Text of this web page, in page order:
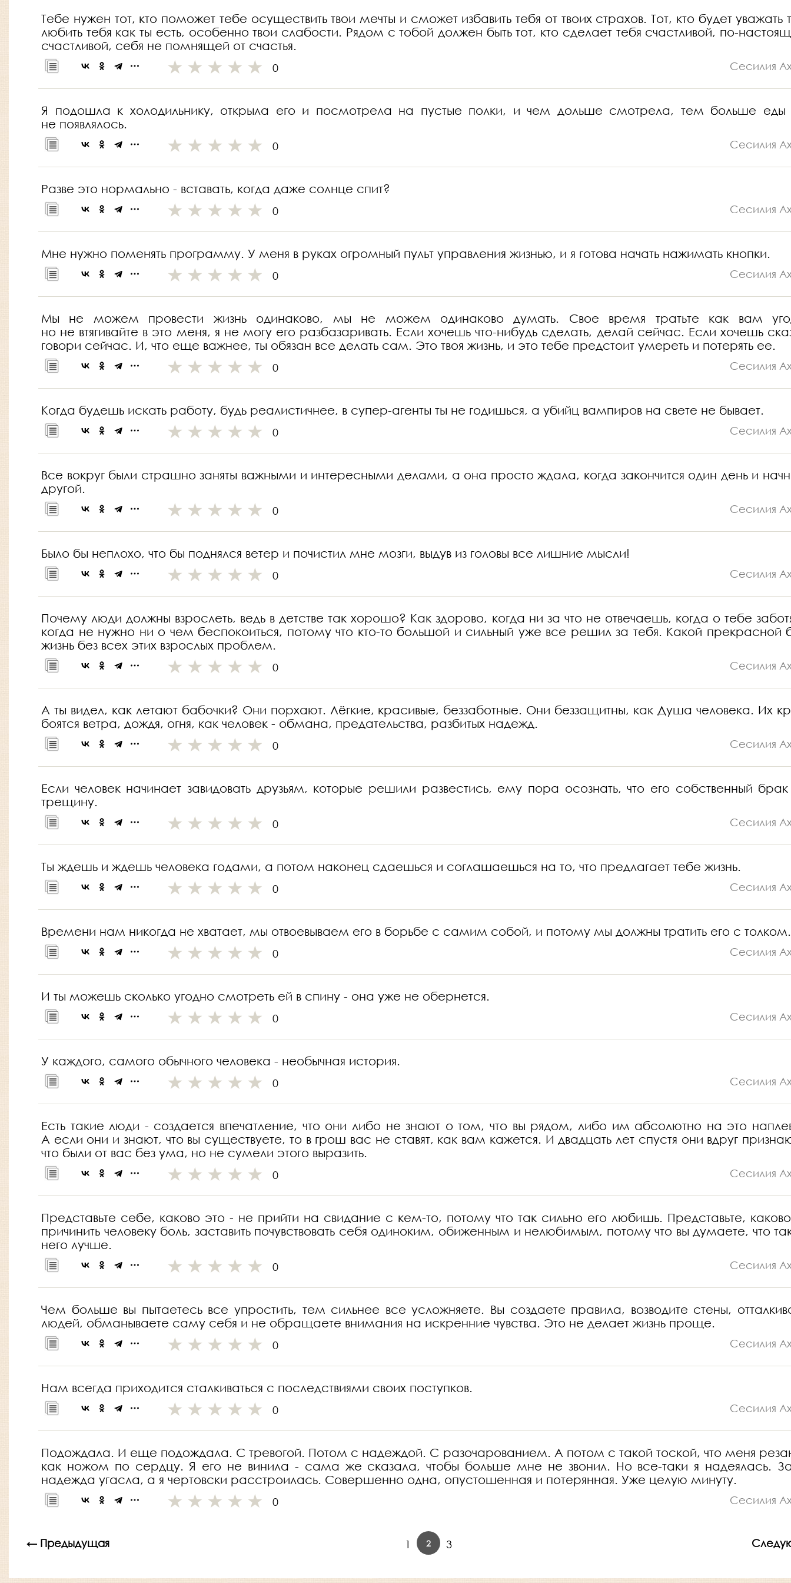
Тебе нужен тот, кто поможет тебе осуществить твои мечты и сможет избавить тебя от твоих страхов. Тот, кто будет уважать
любить тебя как ты есть, особенно твои слабости. Рядом с тобой должен быть тот, кто сделает тебя счастливой, по-
счастливой, себя не помнящей от счастья.
0 Сесилия
Я подошла к холодильнику, открыла его и посмотрела на пустые полки, и чем дольше смотрела, тем больше
не появлялось.
0 Сесилия
Разве это нормально - вставать, когда даже солнце спит?
0 Сесилия
Мне нужно поменять программу. У меня в руках огромный пульт управления жизнью, и я готова начать нажимать кнопки.
0 Сесилия
Мы не можем провести жизнь одинаково, мы не можем одинаково думать. Свое время тратьте как вам
но не втягивайте в это меня, я не могу его разбазаривать. Если хочешь что-нибудь сделать, делай сейчас. Если хочешь
говори сейчас. И, что еще важнее, ты обязан все делать сам. Это твоя жизнь, и это тебе предстоит умереть и потерять ее.
0 Сесилия
Когда будешь искать работу, будь реалистичнее, в супер-агенты ты не годишься, а убийц вампиров на свете не бывает.
0 Сесилия
Все вокруг были страшно заняты важными и интересными делами, а она просто ждала, когда закончится один день и
другой.
0 Сесилия
Было бы неплохо, что бы поднялся ветер и почистил мне мозги, выдув из головы все лишние мысли!
0 Сесилия
Почему люди должны взрослеть, ведь в детстве так хорошо? Как здорово, когда ни за что не отвечаешь, когда о тебе
когда не нужно ни о чем беспокоиться, потому что кто-то большой и сильный уже все решил за тебя. Какой прекрасной
жизнь без всех этих взрослых проблем.
0 Сесилия
А ты видел, как летают бабочки? Они порхают. Лёгкие, красивые, беззаботные. Они беззащитны, как Душа человека. Их
боятся ветра, дождя, огня, как человек - обмана, предательства, разбитых надежд.
0 Сесилия
Если человек начинает завидовать друзьям, которые решили развестись, ему пора осознать, что его собственный
трещину.
0 Сесилия
Ты ждешь и ждешь человека годами, а потом наконец сдаешься и соглашаешься на то, что предлагает тебе жизнь.
0 Сесилия
Времени нам никогда не хватает, мы отвоевываем его в борьбе с самим собой, и потому мы должны тратить его с толком.
0 Сесилия
И ты можешь сколько угодно смотреть ей в спину - она уже не обернется.
0 Сесилия
У каждого, самого обычного человека - необычная история.
0 Сесилия
Есть такие люди - создается впечатление, что они либо не знают о том, что вы рядом, либо им абсолютно на это
А если они и знают, что вы существуете, то в грош вас не ставят, как вам кажется. И двадцать лет спустя они вдруг
что были от вас без ума, но не сумели этого выразить.
0 Сесилия
Представьте себе, каково это - не прийти на свидание с кем-то, потому что так сильно его любишь. Представьте,
причинить человеку боль, заставить почувствовать себя одиноким, обиженным и нелюбимым, потому что вы думаете, что
него лучше.
0 Сесилия
Чем больше вы пытаетесь все упростить, тем сильнее все усложняете. Вы создаете правила, возводите стены,
людей, обманываете саму себя и не обращаете внимания на искренние чувства. Это не делает жизнь проще.
0 Сесилия
Нам всегда приходится сталкиваться с последствиями своих поступков.
0 Сесилия
Подождала. И еще подождала. С тревогой. Потом с надеждой. С разочарованием. А потом с такой тоской, что меня
как ножом по сердцу. Я его не винила - сама же сказала, чтобы больше мне не звонил. Но все-таки я надеялась.
надежда угасла, а я чертовски расстроилась. Совершенно одна, опустошенная и потерянная. Уже целую минуту.
0 Сесилия
← Предыдущая 1 2 3